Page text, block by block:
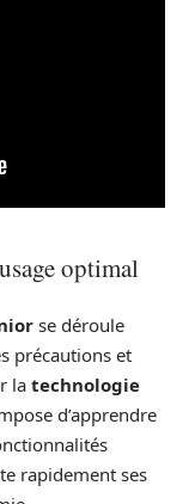
optimal
se déroule
précautions et
la technologie
d’apprendre
rapidement ses